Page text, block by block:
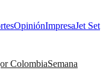
OpiniónImpresaJet Set
ColombiaSemana